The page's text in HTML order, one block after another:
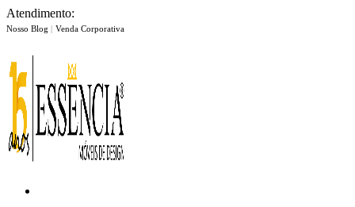
Atendimento:
Nosso Blog | Venda Corporativa